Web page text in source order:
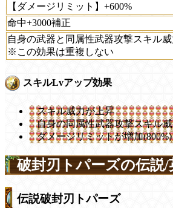
【ダメージリミット】+600%
命中+3000補正
自身の武器と同属性武器攻撃スキル
※この効果は重複しない
スキルLvアップ効果
スキル威力が上昇
自身の同属性武器攻撃スキル
ダメージリミットが増加(800%)
破封刃トパーズの伝説
伝説破封刃トパーズ